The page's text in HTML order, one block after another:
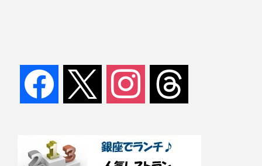
facebook instagram threads